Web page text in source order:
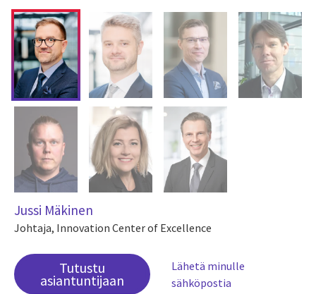
Jussi Mäkinen
Johtaja, Innovation Center of Excellence
Tutustu
asiantuntijaan
Lähetä minulle
sähköpostia